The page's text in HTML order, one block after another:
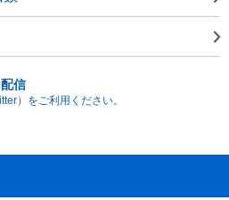
信
）をご利用ください。